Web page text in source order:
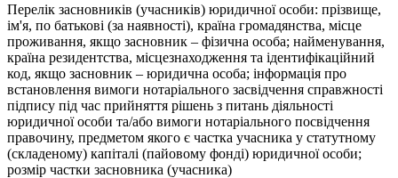
Перелік засновників (учасників) юридичної особи: прізвище,
ім'я, по батькові (за наявності), країна громадянства, місце
проживання, якщо засновник – фізична особа; найменування,
країна резидентства, місцезнаходження та ідентифікаційний
код, якщо засновник – юридична особа; інформація про
встановлення вимоги нотаріального засвідчення справжності
підпису під час прийняття рішень з питань діяльності
юридичної особи та/або вимоги нотаріального посвідчення
правочину, предметом якого є частка учасника у статутному
(складеному) капіталі (пайовому фонді) юридичної особи;
розмір частки засновника (учасника)